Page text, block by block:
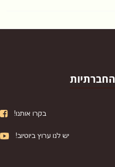
בקרו אותנו!
יש לנו ערוץ ביוטיוב!